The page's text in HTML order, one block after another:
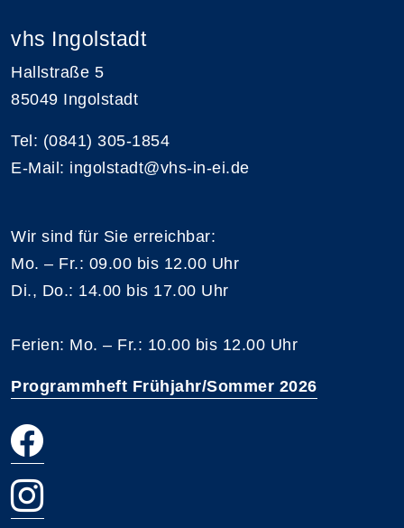
vhs Ingolstadt
Hallstraße 5
85049 Ingolstadt
Tel: (0841) 305-1854
E-Mail: ingolstadt@vhs-in-ei.de
Wir sind für Sie erreichbar:
Mo. – Fr.: 09.00 bis 12.00 Uhr
Di., Do.: 14.00 bis 17.00 Uhr
Ferien: Mo. – Fr.: 10.00 bis 12.00 Uhr
Programmheft Frühjahr/Sommer 2026